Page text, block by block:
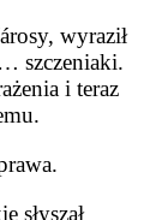
wyraził
szczeniaki.
i teraz
słyszał